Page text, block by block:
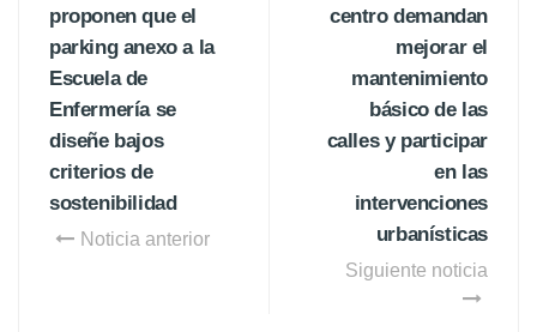
proponen que el
parking anexo a la
Escuela de
Enfermería se
diseñe bajos
criterios de
sostenibilidad
Noticia anterior
centro demandan
mejorar el
mantenimiento
básico de las
calles y participar
en las
intervenciones
urbanísticas
Siguiente noticia